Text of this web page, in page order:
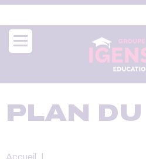
Aller
contenu
principal
PLAN
Fil
Accueil